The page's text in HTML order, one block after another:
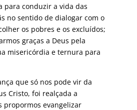
para conduzir a vida das
no sentido de dialogar com o
os pobres e os excluídos;
graças a Deus pela
misericórdia e ternura para
que só nos pode vir da
Cristo, foi realçada a
propormos evangelizar